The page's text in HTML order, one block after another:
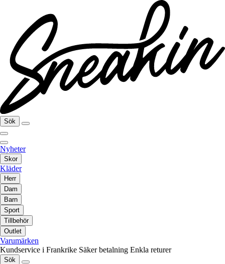
Sök
Nyheter
Skor
Kläder
Herr
Dam
Barn
Sport
Tillbehör
Outlet
Varumärken
Kundservice i Frankrike Säker betalning Enkla returer
Sök